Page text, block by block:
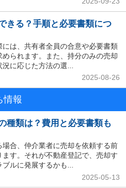
きる？手順と必要書類につ
は、共有者全員の合意や必要書類
られます。また、持分のみの売却
に応じた方法の選...
2025-08-26
情報
種類は？費用と必要書類も
合、仲介業者に売却を依頼する前
す。それが不動産登記で、売却す
ルに発展するかも...
2025-05-13